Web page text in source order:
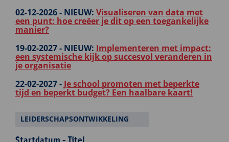
02-12-2026 - NIEUW: Visualiseren van data met
een punt: hoe creëer je dit op een toegankelijke
manier?
19-02-2027 - NIEUW: Implementeren met impact:
een systemische kijk op succesvol veranderen in
je organisatie
22-02-2027 - Je school promoten met beperkte
tijd en beperkt budget? Een haalbare kaart!
LEIDERSCHAPSONTWIKKELING